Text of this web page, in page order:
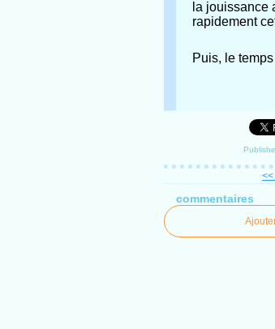
la jouissance
rapidement
Puis, le
commentaires